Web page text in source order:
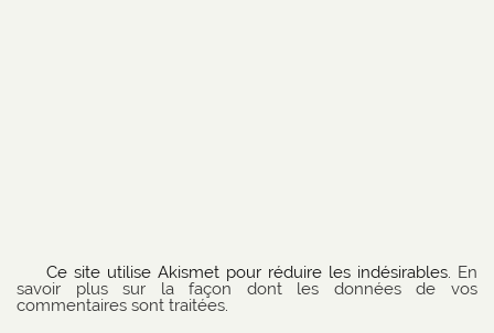
Ce site utilise Akismet pour réduire les indésirables. En
savoir plus sur la façon dont les données de vos
commentaires sont traitées.